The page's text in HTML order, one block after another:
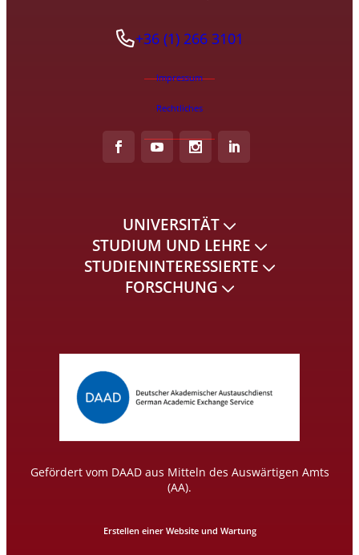
+36 (1) 266 3101
Impressum
Rechtliches
UNIVERSITÄT
STUDIUM UND LEHRE
STUDIENINTERESSIERTE
FORSCHUNG
Gefördert vom DAAD aus Mitteln des Auswärtigen Amts
(AA).
Erstellen einer Website und Wartung